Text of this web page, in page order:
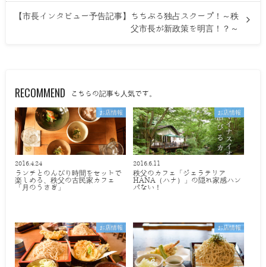
【市長インタビュー予告記事】ちちぶる独占スクープ！～秩
父市長が新政策を明言！？～
RECOMMEND こちらの記事も人気です。
お店情報
2016.4.24
ランチとのんびり時間をセットで
楽しめる、秩父の古民家カフェ
「月のうさぎ」
お店情報
2016.6.11
秩父のカフェ「ジェラテリア
HANA（ハナ）」の隠れ家感ハン
パない！
お店情報 お店情報